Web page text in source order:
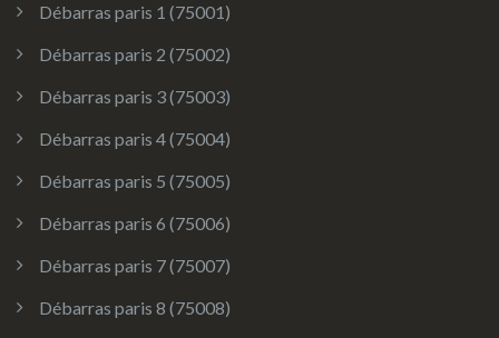
Débarras paris 1 (75001)
Débarras paris 2 (75002)
Débarras paris 3 (75003)
Débarras paris 4 (75004)
Débarras paris 5 (75005)
Débarras paris 6 (75006)
Débarras paris 7 (75007)
Débarras paris 8 (75008)